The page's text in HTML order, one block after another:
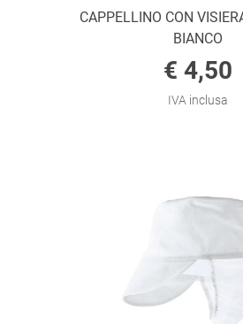
CAPPELLINO CON
BIANCO
€ 4,50
IVA inclusa